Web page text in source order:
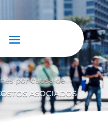
por causa de
ASOCIADOS